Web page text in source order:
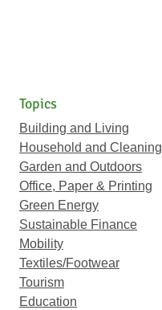
Topics
Building and Living
Household and Cleaning
Garden and Outdoors
Office, Paper & Printing
Green Energy
Sustainable Finance
Mobility
Textiles/Footwear
Tourism
Education